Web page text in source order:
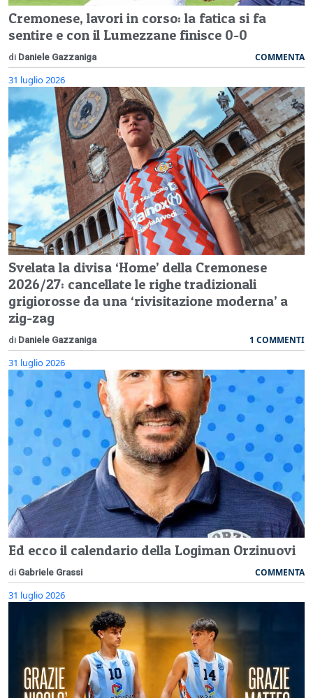
Cremonese, lavori in corso: la fatica si fa
sentire e con il Lumezzane finisce 0-0
di Daniele Gazzaniga COMMENTA
31 luglio 2026
Svelata la divisa ‘Home’ della Cremonese
2026/27: cancellate le righe tradizionali
grigiorosse da una ‘rivisitazione moderna’ a
zig-zag
di Daniele Gazzaniga 1 COMMENTI
31 luglio 2026
Ed ecco il calendario della Logiman Orzinuovi
di Gabriele Grassi COMMENTA
31 luglio 2026